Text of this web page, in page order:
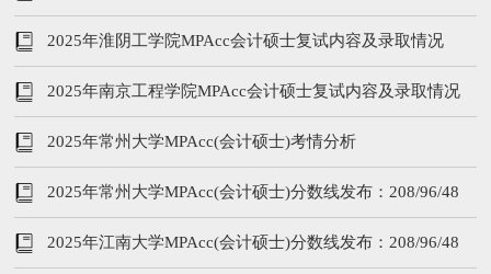
2025年淮阴工学院MPAcc会计硕士复试内容及录取情况
2025年南京工程学院MPAcc会计硕士复试内容及录取情况
2025年常州大学MPAcc(会计硕士)考情分析
2025年常州大学MPAcc(会计硕士)分数线发布：208/96/48
2025年江南大学MPAcc(会计硕士)分数线发布：208/96/48